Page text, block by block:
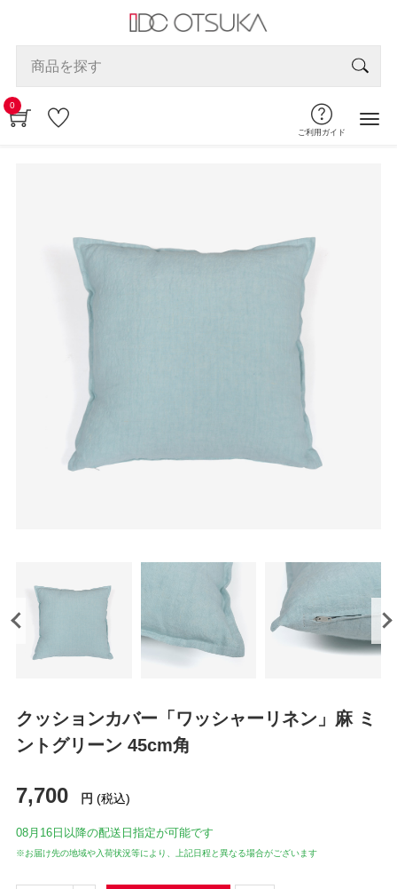
0
ご利用ガイド
クッションカバー「ワッシャーリネン」麻 ミ
ントグリーン 45cm角
7,700 円 (税込)
08月16日 以降の配送日指定が可能です
※お届け先の地域や入荷状況等により、上記日程と異なる場合がございます